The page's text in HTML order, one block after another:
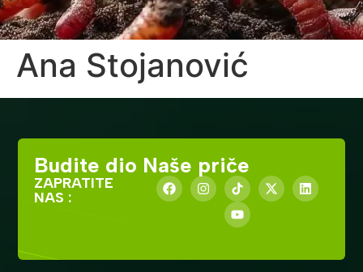
Ana Stojanović
Budite dio Naše priče
ZAPRATITE
NAS :